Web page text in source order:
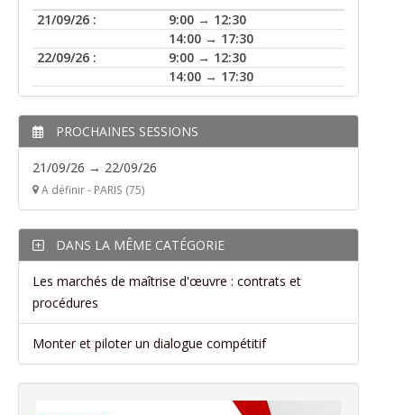
21/09/26 :
9:00 → 12:30
14:00 → 17:30
22/09/26 :
9:00 → 12:30
14:00 → 17:30
PROCHAINES SESSIONS
21/09/26 → 22/09/26
A définir - PARIS (75)
DANS LA MÊME CATÉGORIE
Les marchés de maîtrise d'œuvre : contrats et
procédures
Monter et piloter un dialogue compétitif